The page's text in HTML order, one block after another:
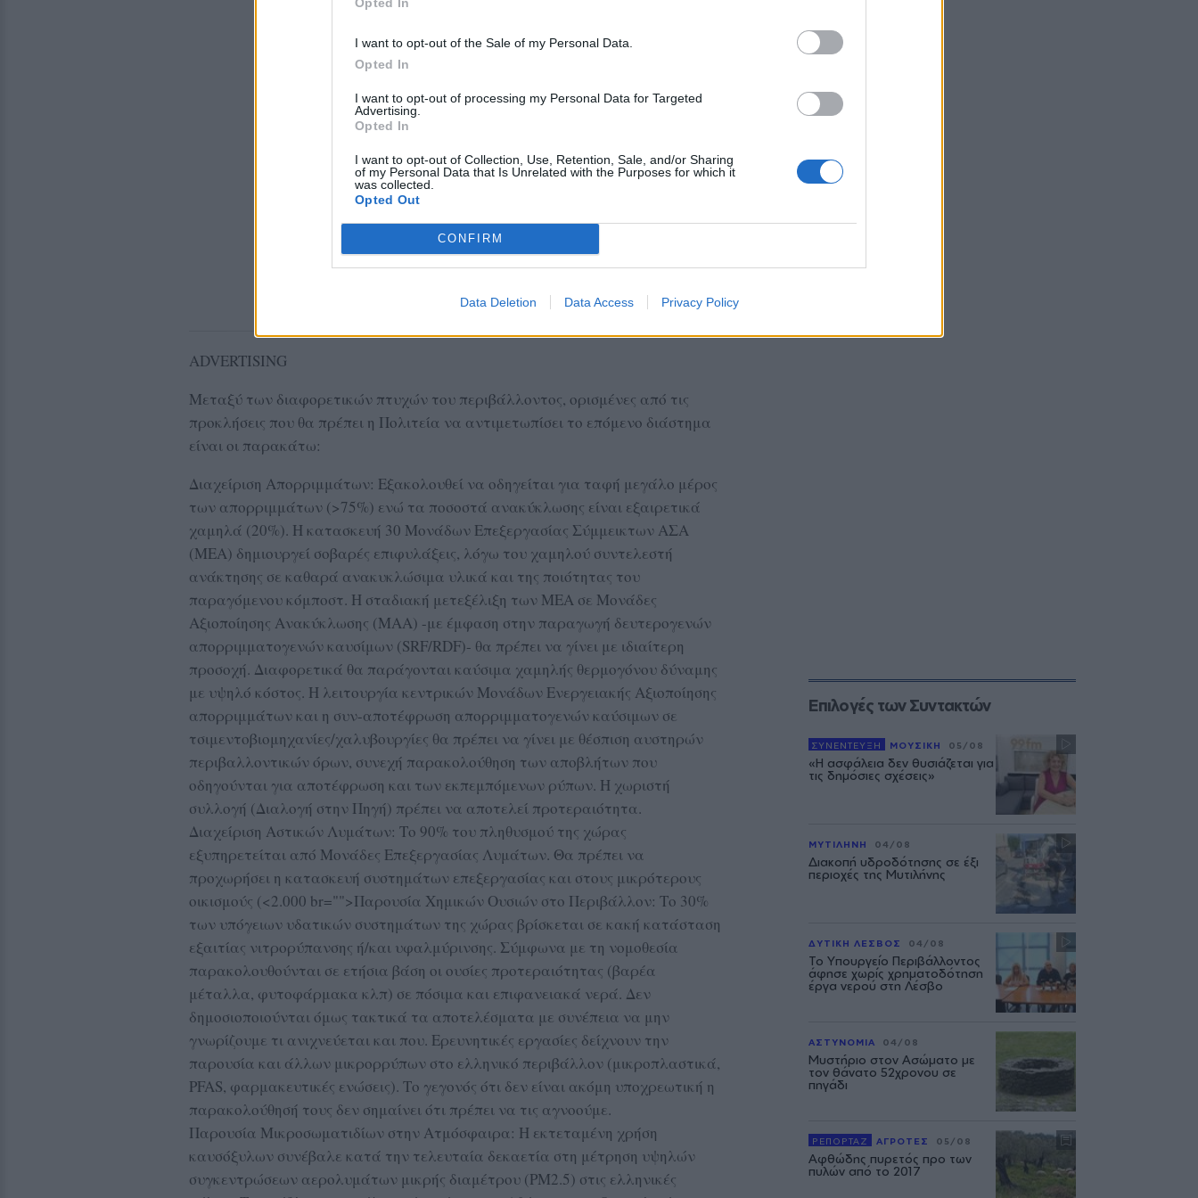
I want to opt-out of the Sale of my Personal Data.
Opted In
I want to opt-out of processing my Personal Data for Targeted
Advertising.
Opted In
I want to opt-out of Collection, Use, Retention, Sale, and/or Sharing
of my Personal Data that Is Unrelated with the Purposes for which it
was collected.
Opted Out
CONFIRM
Data Deletion Data Access Privacy Policy
ADVERTISING
Μεταξύ των διαφορετικών πτυχών του περιβάλλοντος, ορισμένες από τις
προκλήσεις που θα πρέπει η Πολιτεία να αντιμετωπίσει το επόμενο διάστημα
είναι οι παρακάτω:
Διαχείριση Απορριμμάτων: Εξακολουθεί να οδηγείται για ταφή μεγάλο μέρος
των απορριμμάτων (>75%) ενώ τα ποσοστά ανακύκλωσης είναι εξαιρετικά
χαμηλά (20%). Η κατασκευή 30 Μονάδων Επεξεργασίας Σύμμεικτων ΑΣΑ
(ΜΕΑ) δημιουργεί σοβαρές επιφυλάξεις, λόγω του χαμηλού συντελεστή
ανάκτησης σε καθαρά ανακυκλώσιμα υλικά και της ποιότητας του
παραγόμενου κόμποστ. H σταδιακή μετεξέλιξη των ΜΕΑ σε Μονάδες
Αξιοποίησης Ανακύκλωσης (ΜΑΑ) -με έμφαση στην παραγωγή δευτερογενών
απορριμματογενών καυσίμων (SRF/RDF)- θα πρέπει να γίνει με ιδιαίτερη
προσοχή. Διαφορετικά θα παράγονται καύσιμα χαμηλής θερμογόνου δύναμης
με υψηλό κόστος. Η λειτουργία κεντρικών Μονάδων Ενεργειακής Αξιοποίησης
απορριμμάτων και η συν-αποτέφρωση απορριμματογενών καύσιμων σε
τσιμεντοβιομηχανίες/χαλυβουργίες θα πρέπει να γίνει με θέσπιση αυστηρών
περιβαλλοντικών όρων, συνεχή παρακολούθηση των αποβλήτων που
οδηγούνται για αποτέφρωση και των εκπεμπόμενων ρύπων. Η χωριστή
συλλογή (Διαλογή στην Πηγή) πρέπει να αποτελεί προτεραιότητα.
Διαχείριση Αστικών Λυμάτων: Το 90% του πληθυσμού της χώρας
εξυπηρετείται από Μονάδες Επεξεργασίας Λυμάτων. Θα πρέπει να
προχωρήσει η κατασκευή συστημάτων επεξεργασίας και στους μικρότερους
οικισμούς (<2.000 br="">Παρουσία Χημικών Ουσιών στο Περιβάλλον: Το 30%
των υπόγειων υδατικών συστημάτων της χώρας βρίσκεται σε κακή κατάσταση
εξαιτίας νιτρορύπανσης ή/και υφαλμύρινσης. Σύμφωνα με τη νομοθεσία
παρακολουθούνται σε ετήσια βάση οι ουσίες προτεραιότητας (βαρέα
μέταλλα, φυτοφάρμακα κλπ) σε πόσιμα και επιφανειακά νερά. Δεν
δημοσιοποιούνται όμως τακτικά τα αποτελέσματα με συνέπεια να μην
γνωρίζουμε τι ανιχνεύεται και που. Ερευνητικές εργασίες δείχνουν την
παρουσία και άλλων μικρορρύπων στο ελληνικό περιβάλλον (μικροπλαστικά,
PFAS, φαρμακευτικές ενώσεις). Το γεγονός ότι δεν είναι ακόμη υποχρεωτική η
παρακολούθησή τους δεν σημαίνει ότι πρέπει να τις αγνοούμε.
Παρουσία Μικρoσωματιδίων στην Ατμόσφαιρα: H εκτεταμένη χρήση
καυσόξυλων συνέβαλε κατά την τελευταία δεκαετία στη μέτρηση υψηλών
συγκεντρώσεων αερολυμάτων μικρής διαμέτρου (PM2.5) στις ελληνικές
Επιλογές των Συντακτών
ΣΥΝΕΝΤΕΥΞΗ ΜΟΥΣΙΚΗ 05/08
«Η ασφάλεια δεν θυσιάζεται για
τις δημόσιες σχέσεις»
ΜΥΤΙΛΗΝΗ 04/08
Διακοπή υδροδότησης σε έξι
περιοχές της Μυτιλήνης
ΔΥΤΙΚΗ ΛΕΣΒΟΣ 04/08
Το Υπουργείο Περιβάλλοντος
άφησε χωρίς χρηματοδότηση
έργα νερού στη Λέσβο
ΑΣΤΥΝΟΜΙΑ 04/08
Μυστήριο στον Ασώματο με
τον θάνατο 52χρονου σε
πηγάδι
ΡΕΠΟΡΤΑΖ ΑΓΡΟΤΕΣ 05/08
Αφθώδης πυρετός προ των
πυλών από το 2017